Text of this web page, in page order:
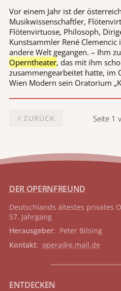
Vor einem Jahr ist der
Musikwissenschaftler,
Flötenvirtuose, Philosoph,
Kunstsammler René
andere Welt gegangen. – Ihm
Operntheater, das mit ihm
zusammengearbeitet hatte, im
Wien Modern sein Oratorium
ZURÜCK Seite 1
DER OPERNFREUND
Deutschlands ältestes privates
57. Jahrgang
Herausgeber: Peter Bilsing
Kontakt: opera@e.mail.de
ENTDECKEN